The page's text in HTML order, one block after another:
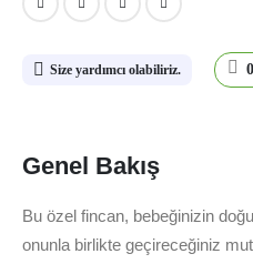
Size yardımcı olabiliriz.
Genel Bakış
Bu özel fincan, bebeğinizin
onunla birlikte geçireceğiniz